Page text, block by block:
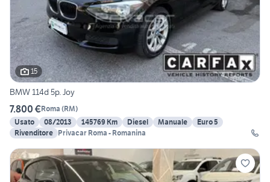
15
BMW 114d 5p. Joy
7.800 €Roma (RM)
Usato
08/2013 145769 Km Diesel Manuale
Euro 5
Rivenditore Privacar Roma - Romanina